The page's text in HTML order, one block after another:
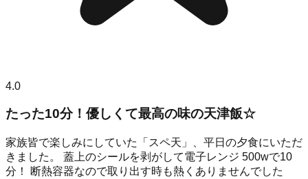
4.0
たった10分！優しくて最高の味の天津飯☆
家族皆で楽しみにしていた「スペ天」、平日の夕食にいただ
きました。 蓋上のシールを剥がして電子レンジ 500wで10
分！ 断熱容器なので取り出す時も熱くありませんでした